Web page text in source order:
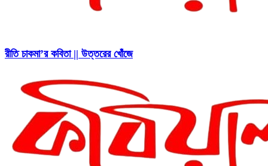
রীতি চাকমা’র কবিতা || উত্তরের খোঁজে